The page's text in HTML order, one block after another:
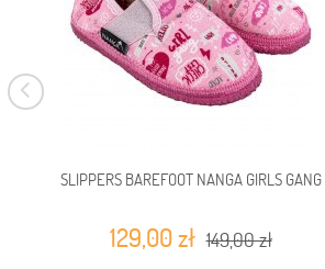
SLIPPERS BAREFOOT NANGA GIRLS GANG
129,00 zł 149,00 zł